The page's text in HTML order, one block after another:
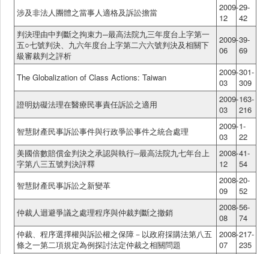
涉及非法人團體之當事人適格及訴訟擔當
2009-
12
29-
42
判決理由中判斷之拘束力─最高法院九三年度台上字第一
五○七號判決、九六年度台上字第二六六號判決及相關下
級審裁判之評析
2009-
06
39-
69
The Globalization of Class Actions: Taiwan
2009-
03
301-
309
證明妨礙法理在醫療民事責任訴訟之適用
2009-
03
163-
216
智慧財產民事訴訟事件與行政爭訟事件之統合處理
2009-
03
1-
22
美國倍數賠償金判決之承認與執行─最高法院九七年台上
字第八三五號判決評釋
2008-
12
41-
54
智慧財產民事訴訟之新變革
2008-
09
20-
52
仲裁人迴避爭議之處理程序與仲裁判斷之撤銷
2008-
08
56-
74
仲裁、程序選擇權與訴訟權之保障－以政府採購法第八五
條之一第二項規定為例探討法定仲裁之相關問題
2008-
07
217-
235